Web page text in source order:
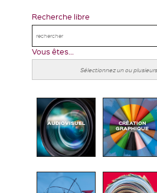
Recherche libre
Vous êtes...
AUDIOVISUEL CRÉATION
GRAPHIQUE